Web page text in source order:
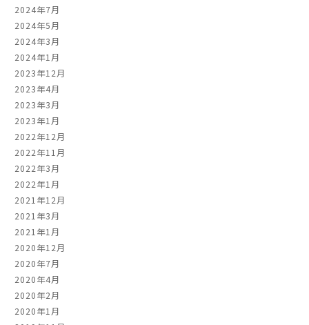
2024年7月
2024年5月
2024年3月
2024年1月
2023年12月
2023年4月
2023年3月
2023年1月
2022年12月
2022年11月
2022年3月
2022年1月
2021年12月
2021年3月
2021年1月
2020年12月
2020年7月
2020年4月
2020年2月
2020年1月